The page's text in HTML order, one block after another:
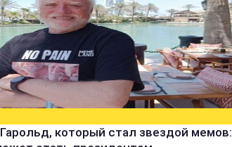
который стал звездой мемов: